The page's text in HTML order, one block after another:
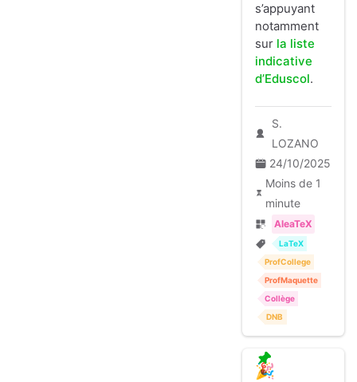
s’appuyant
notamment
sur la liste
indicative
d’Eduscol.
S.
LOZANO
24/10/2025
Moins de 1
minute
AleaTeX
LaTeX
ProfCollege
ProfMaquette
Collège
DNB
🎉